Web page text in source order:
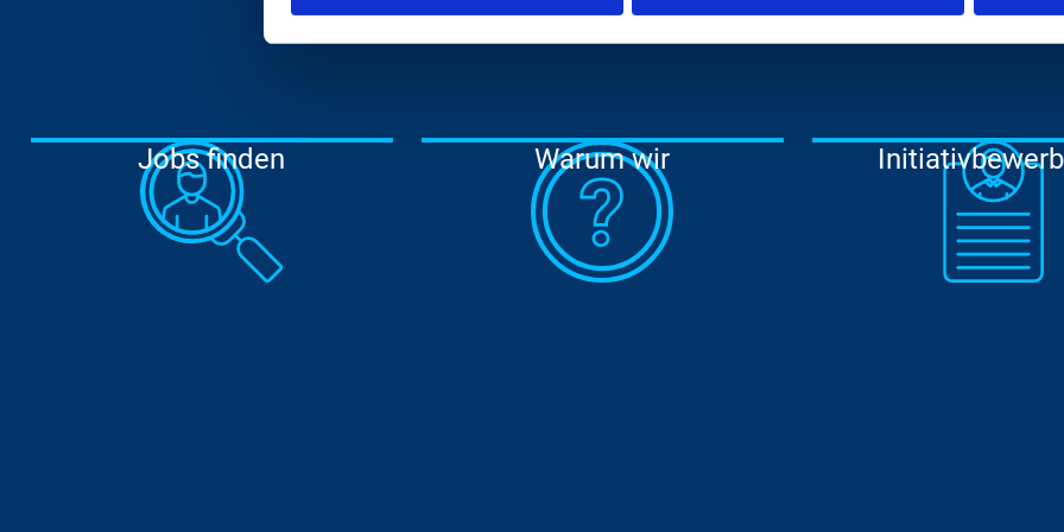
Jobs finden
Zur Unterseite
Warum wir
Zur Unterseite Zur